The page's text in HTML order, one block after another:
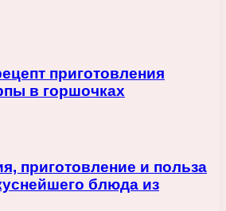
приготовления
в горшочках
приготовление и польза
блюда из